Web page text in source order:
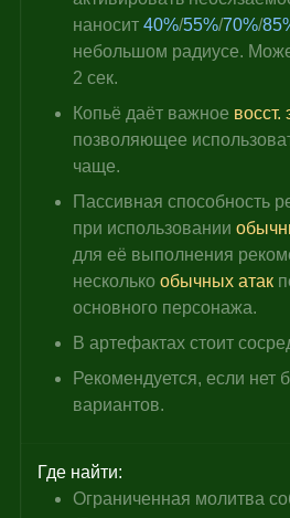
наносит 40%/55%/70%/
небольшом радиусе.
2 сек.
Копьё даёт важное восст.
позволяющее
чаще.
Пассивная способность
при использовании
для её выполнения
несколько обычных атак
основного персонажа.
В артефактах стоит
Рекомендуется, если нет
вариантов.
Где найти:
Ограниченная молитва